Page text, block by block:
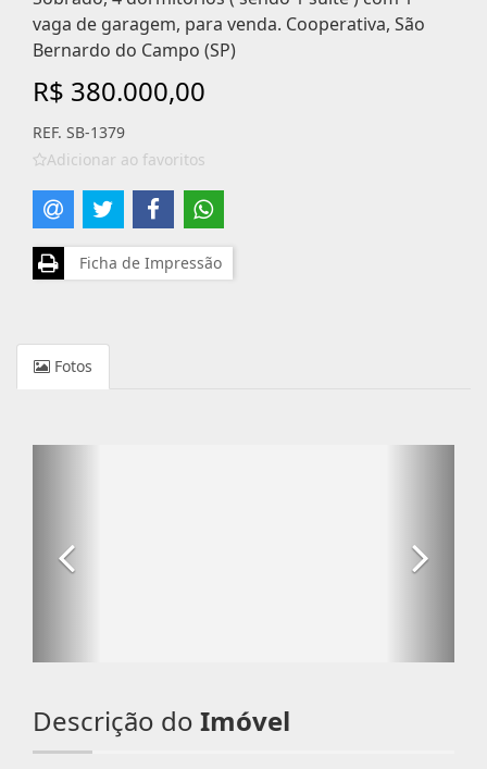
vaga de garagem, para venda. Cooperativa, São
Bernardo do Campo (SP)
R$ 380.000,00
REF. SB-1379
Adicionar ao favoritos
Ficha de Impressão
Fotos
Descrição do Imóvel